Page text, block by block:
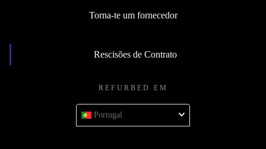
Torna-te um fornecedor
Rescisões de Contrato
REFURBED EM
Portugal